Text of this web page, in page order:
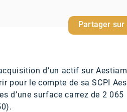
Partager sur
d’un actif sur
pour le compte de sa SCPI
d’une surface carrez de 2